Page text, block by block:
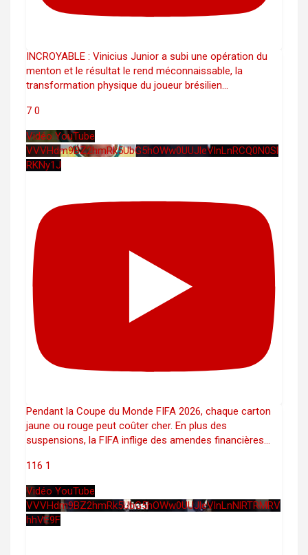
INCROYABLE : Vinicius Junior a subi une opération du
menton et le résultat le rend méconnaissable, la
transformation physique du joueur brésilien...
7 0
Vidéo YouTube
VVVHdm9BZ2hmRk5UbG5hOWw0UUJleVlnLnRCQ0N0Sl
RKNy1J
Pendant la Coupe du Monde FIFA 2026, chaque carton
jaune ou rouge peut coûter cher. En plus des
suspensions, la FIFA inflige des amendes financières...
116 1
Vidéo YouTube
VVVHdm9BZ2hmRk5UbG5hOWw0UUJleVlnLnNlRTRMRV
hhVE9F